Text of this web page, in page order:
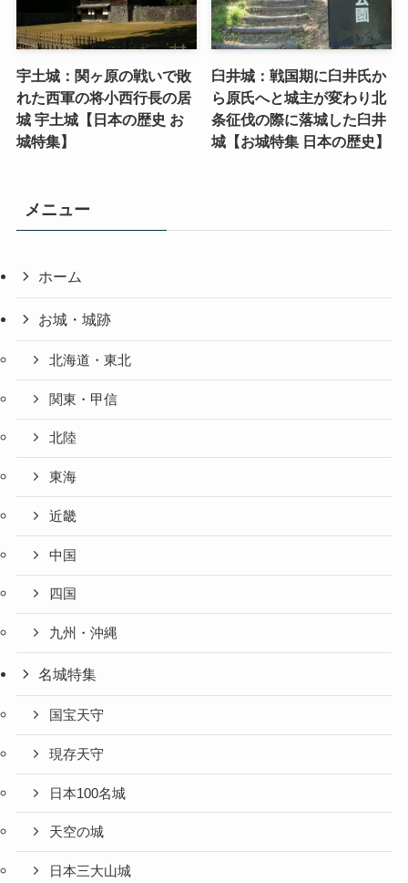
宇土城：関ヶ原の戦いで敗
れた西軍の将小西行長の居
城 宇土城【日本の歴史 お
城特集】
臼井城：戦国期に臼井氏か
ら原氏へと城主が変わり北
条征伐の際に落城した臼井
城【お城特集 日本の歴史】
メニュー
ホーム
お城・城跡
北海道・東北
関東・甲信
北陸
東海
近畿
中国
四国
九州・沖縄
名城特集
国宝天守
現存天守
日本100名城
天空の城
日本三大山城